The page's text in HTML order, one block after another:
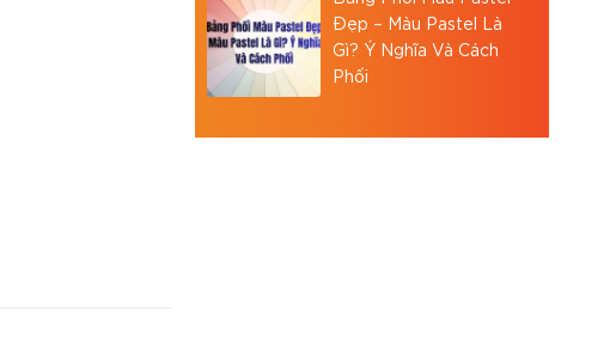
đồ
Đẹp – Màu Pastel Là
Gì? Ý Nghĩa Và Cách
Phối